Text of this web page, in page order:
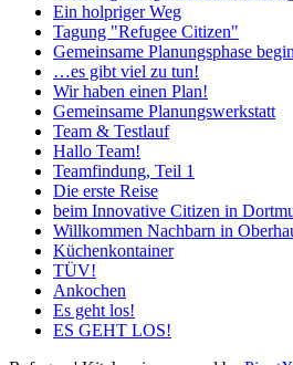
Ein holpriger Weg
Tagung "Refugee Citizen"
Gemeinsame Planungsphase
…es gibt viel zu tun!
Wir haben einen Plan!
Gemeinsame Planungswerkstatt
Team & Testlauf
Hallo Team!
Teamfindung, Teil 1
Die erste Reise
beim Innovative Citizen in
Willkommen Nachbarn in
Küchenkontainer
TÜV!
Ankochen
Es geht los!
ES GEHT LOS!